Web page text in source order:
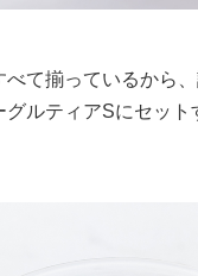
べて揃っているから
グルティアSにセット